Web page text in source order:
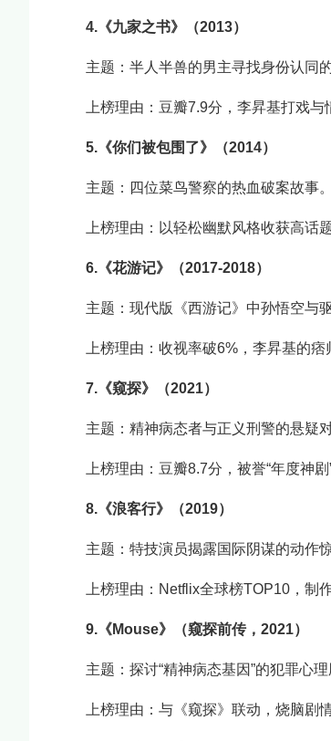
4.《九家之书》（2013）
主题：半人半兽的男主寻找身份认同
上榜理由：豆瓣7.9分，李昇基打戏
5.《你们被包围了》（2014）
主题：四位菜鸟警察的热血破案故事。
上榜理由：以轻松幽默风格收获高话
6.《花游记》（2017-2018）
主题：现代版《西游记》中孙悟空与
上榜理由：收视率破6%，李昇基的痞
7.《窥探》（2021）
主题：精神病态者与正义刑警的悬疑对
上榜理由：豆瓣8.7分，被誉“年度神
8.《浪客行》（2019）
主题：特技演员揭露国际阴谋的动作惊
上榜理由：Netflix全球榜TOP10，制
9.《Mouse》（窥探前传，2021）
主题：探讨“精神病态基因”的犯罪心理
上榜理由：与《窥探》联动，烧脑剧